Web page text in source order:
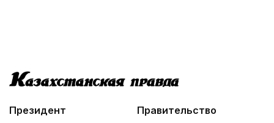
Президент
Правительство